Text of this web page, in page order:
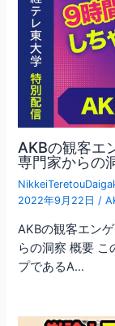
AKBの観客エ
専門家からの
2022年9月22日 /
AKBの観客エン
らの洞察 概要 こ
プであるA…